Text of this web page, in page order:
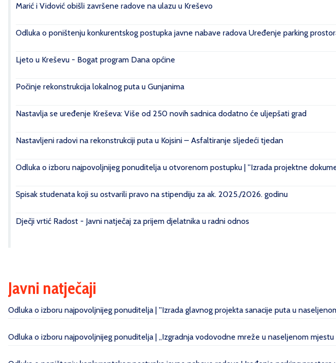
Marić i Vidović obišli završene radove na ulazu u Kreševo
Odluka o poništenju konkurentskog postupka javne nabave radova Uređenje parking
Ljeto u Kreševu - Bogat program Dana općine
Počinje rekonstrukcija lokalnog puta u Gunjanima
Nastavlja se uređenje Kreševa: Više od 250 novih sadnica dodatno će uljepšati grad
Nastavljeni radovi na rekonstrukciji puta u Kojsini – Asfaltiranje sljedeći tjedan
Odluka o izboru najpovoljnijeg ponuditelja u otvorenom postupku | ''Izrada projektne
Spisak studenata koji su ostvarili pravo na stipendiju za ak. 2025./2026. godinu
Dječji vrtić Radost - Javni natječaj za prijem djelatnika u radni odnos
Javni natječaji
Odluka o izboru najpovoljnijeg ponuditelja | ''Izrada glavnog projekta sanacije puta u
Odluka o izboru najpovoljnijeg ponuditelja | „Izgradnja vodovodne mreže u naseljenom